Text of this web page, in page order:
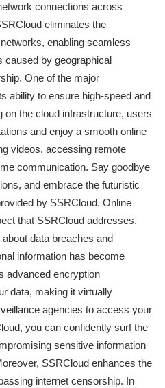
connections across
eliminates the
enabling seamless
caused by geographical
One of the major
ability to ensure high-speed and
on the cloud infrastructure, users
and enjoy a smooth online
videos, accessing remote
communication. Say goodbye
and embrace the futuristic
by SSRCloud. Online
that SSRCloud addresses.
data breaches and
information has become
advanced encryption
data, making it virtually
agencies to access your
you can confidently surf the
sensitive information
SSRCloud enhances the
internet censorship. In